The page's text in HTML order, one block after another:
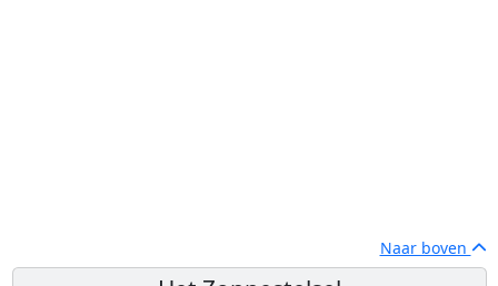
Naar boven